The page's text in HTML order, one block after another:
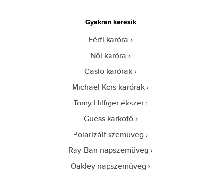
Gyakran keresik
Férfi karóra
Női karóra
Casio karórak
Michael Kors karórak
Tomy Hilfiger ékszer
Guess karkötő
Polarizált szemüveg
Ray-Ban napszemüveg
Oakley napszemüveg